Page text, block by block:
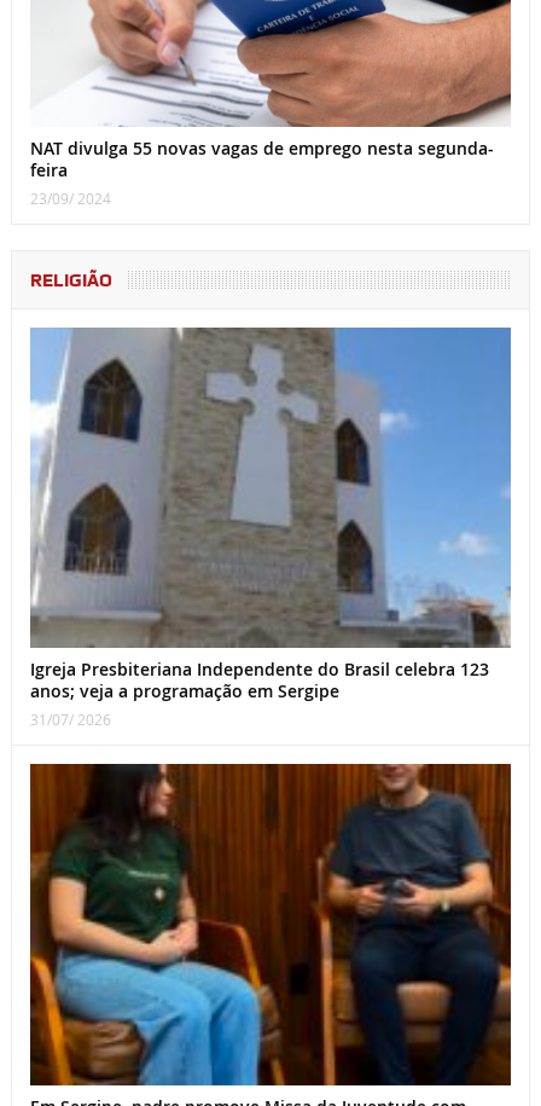
NAT divulga 55 novas vagas de emprego nesta segunda-
feira
23/09/ 2024
RELIGIÃO
Igreja Presbiteriana Independente do Brasil celebra 123
anos; veja a programação em Sergipe
31/07/ 2026